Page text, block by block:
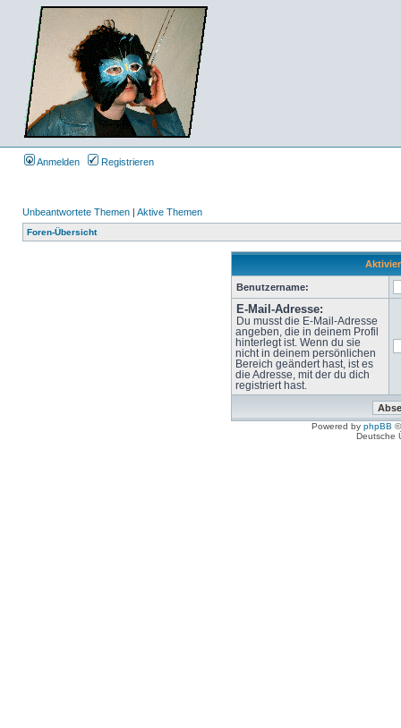
Anmelden Registrieren
Unbeantwortete Themen | Aktive Themen
Foren-Übersicht
Benutzername:
E-Mail-Adresse:
Du musst die E-Mail-Adresse
angeben, die in deinem Profil
hinterlegt ist. Wenn du sie
nicht in deinem persönlichen
Bereich geändert hast, ist es
die Adresse, mit der du dich
registriert hast.
Powered by phpBB
Deutsche